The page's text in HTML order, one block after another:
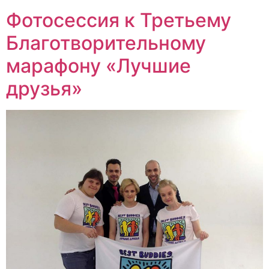
Фотосессия к Третьему
Благотворительному
марафону «Лучшие
друзья»